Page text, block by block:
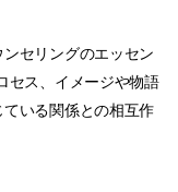
セリングのエッセン
セス、イメージや物語
いる関係との相互作